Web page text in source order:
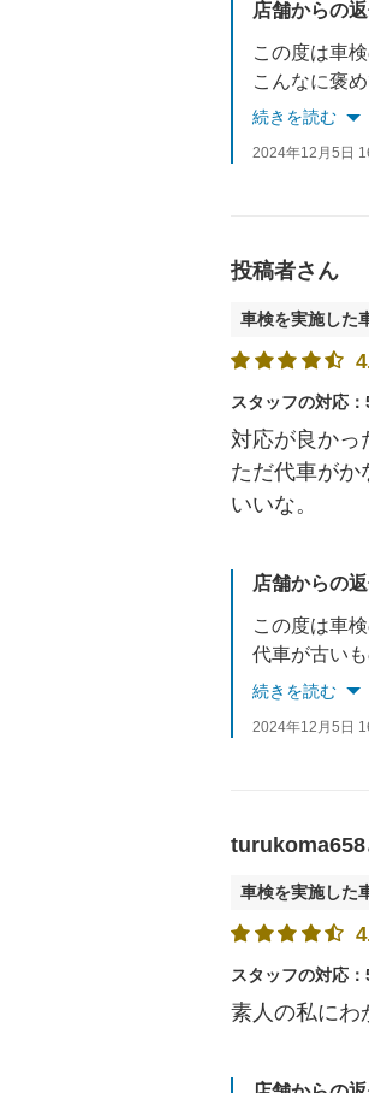
店舗からの
この度は車
こんなに褒
なにかわか
続きを読む
2024年12月5日
投稿者さん
車検を実施した
スタッフの対応：
対応が良かっ
ただ代車がか
いいな。
店舗からの
この度は車
代車が古い
次回はもっ
続きを読む
2024年12月5日
turukoma658
車検を実施した
スタッフの対応：
素人の私にわ